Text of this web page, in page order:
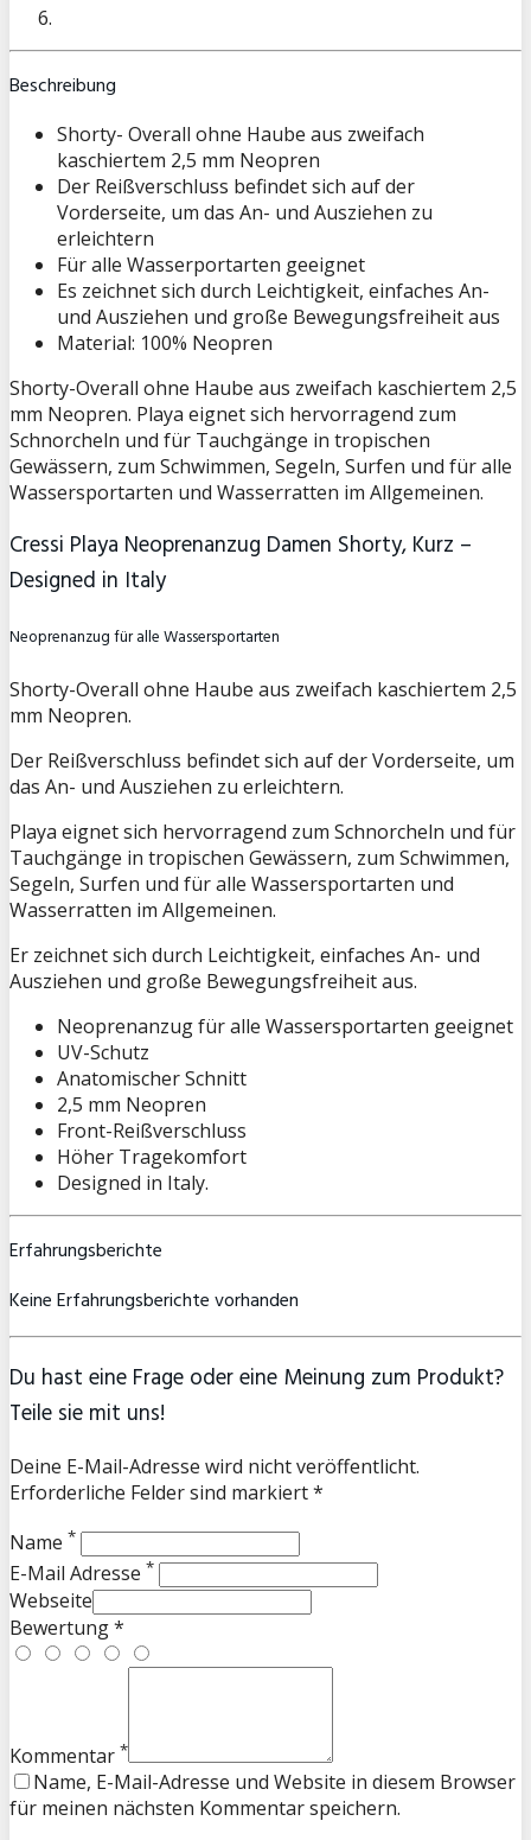
Beschreibung
Shorty- Overall ohne Haube aus zweifach
kaschiertem 2,5 mm Neopren
Der Reißverschluss befindet sich auf der
Vorderseite, um das An- und Ausziehen zu
erleichtern
Für alle Wasserportarten geeignet
Es zeichnet sich durch Leichtigkeit, einfaches An-
und Ausziehen und große Bewegungsfreiheit aus
Material: 100% Neopren
Shorty-Overall ohne Haube aus zweifach kaschiertem 2,5
mm Neopren. Playa eignet sich hervorragend zum
Schnorcheln und für Tauchgänge in tropischen
Gewässern, zum Schwimmen, Segeln, Surfen und für alle
Wassersportarten und Wasserratten im Allgemeinen.
Cressi Playa Neoprenanzug Damen Shorty, Kurz –
Designed in Italy
Neoprenanzug für alle Wassersportarten
Shorty-Overall ohne Haube aus zweifach kaschiertem 2,5
mm Neopren.
Der Reißverschluss befindet sich auf der Vorderseite, um
das An- und Ausziehen zu erleichtern.
Playa eignet sich hervorragend zum Schnorcheln und für
Tauchgänge in tropischen Gewässern, zum Schwimmen,
Segeln, Surfen und für alle Wassersportarten und
Wasserratten im Allgemeinen.
Er zeichnet sich durch Leichtigkeit, einfaches An- und
Ausziehen und große Bewegungsfreiheit aus.
Neoprenanzug für alle Wassersportarten geeignet
UV-Schutz
Anatomischer Schnitt
2,5 mm Neopren
Front-Reißverschluss
Höher Tragekomfort
Designed in Italy.
Erfahrungsberichte
Keine Erfahrungsberichte vorhanden
Du hast eine Frage oder eine Meinung zum Produkt?
Teile sie mit uns!
Deine E-Mail-Adresse wird nicht veröffentlicht.
Erforderliche Felder sind markiert *
Name *
E-Mail Adresse *
Webseite
Bewertung *
Kommentar *
Name, E-Mail-Adresse und Website in diesem Browser
für meinen nächsten Kommentar speichern.